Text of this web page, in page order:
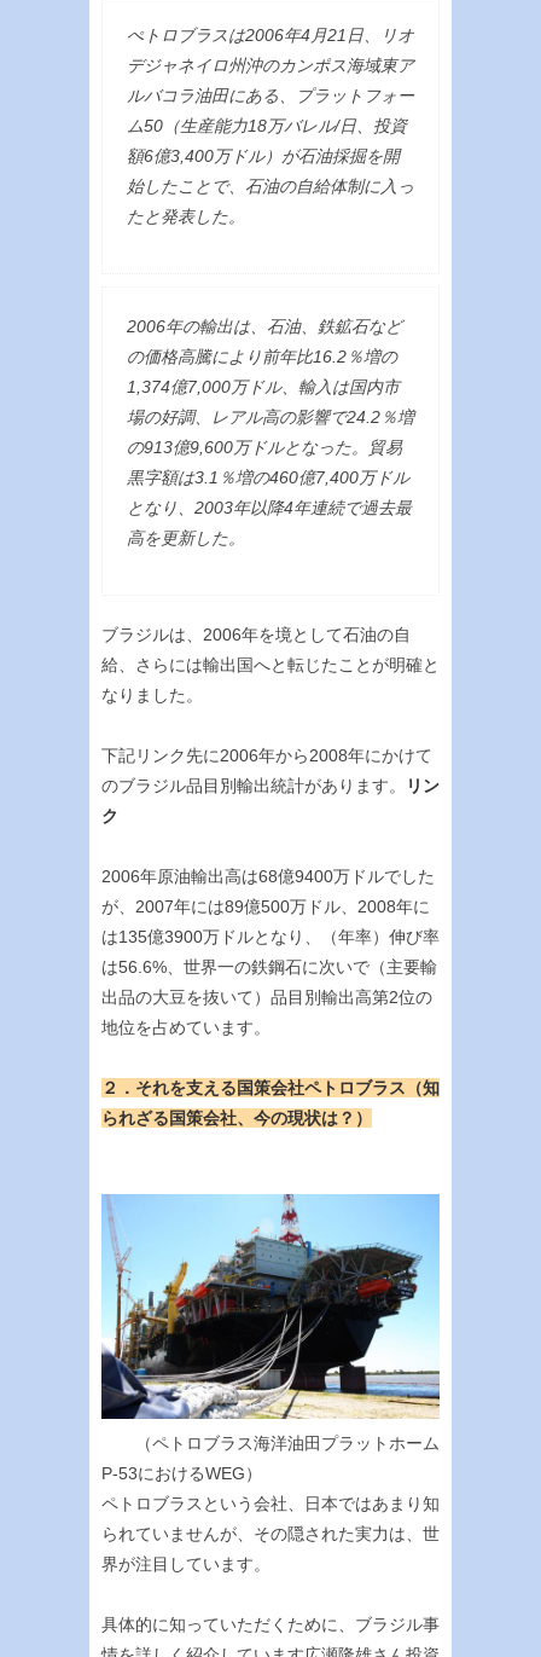
ぺトロブラスは2006年4月21日、リオ
デジャネイロ州沖のカンポス海域東ア
ルバコラ油田にある、プラットフォー
ム50（生産能力18万バレル/日、投資
額6億3,400万ドル）が石油採掘を開
始したことで、石油の自給体制に入っ
たと発表した。
2006年の輸出は、石油、鉄鉱石など
の価格高騰により前年比16.2％増の
1,374億7,000万ドル、輸入は国内市
場の好調、レアル高の影響で24.2％増
の913億9,600万ドルとなった。貿易
黒字額は3.1％増の460億7,400万ドル
となり、2003年以降4年連続で過去最
高を更新した。
ブラジルは、2006年を境として石油の自
給、さらには輸出国へと転じたことが明確と
なりました。
下記リンク先に2006年から2008年にかけて
のブラジル品目別輸出統計があります。
リン
ク
2006年原油輸出高は68億9400万ドルでした
が、2007年には89億500万ドル、2008年に
は135億3900万ドルとなり、（年率）伸び率
は56.6%、世界一の鉄鋼石に次いで（主要輸
出品の大豆を抜いて）品目別輸出高第2位の
地位を占めています。
２．それを支える国策会社ペトロブラス（知
られざる国策会社、今の現状は？）
（ペトロブラス海洋油田プラットホーム
P-53におけるWEG）
ペトロブラスという会社、日本ではあまり知
られていませんが、その隠された実力は、世
界が注目しています。
具体的に知っていただくために、ブラジル事